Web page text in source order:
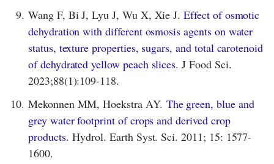
9. Wang F, Bi J, Lyu J, Wu X, Xie J.Effect of osmotic
dehydration with different osmosis agents on water
status, texture properties, sugars, and total carotenoid
of dehydrated yellow peach slices. J Food Sci.
2023;88(1):109-118.
10. Mekonnen MM, Hoekstra AY. The green, blue and
grey water footprint of crops and derived crop
products. Hydrol. Earth Syst. Sci. 2011; 15: 1577-
1600.